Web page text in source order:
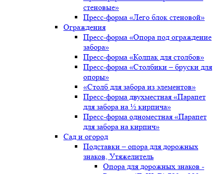
стеновые»
Пресс-форма «Лего блок стеновой»
Ограждения
Пресс-форма «Опора под ограждение
забора»
Пресс-форма «Колпак для столбов»
Пресс-форма «Столбики – бруски для
опоры»
«Столб для забора из элементов»
Пресс-форма двухместная «Парапет
для забора на ½ кирпича»
Пресс-форма одноместная «Парапет
для забора на кирпич»
Сад и огород
Подставки – опора для дорожных
знаков, Утяжелитель
Опора для дорожных знаков -